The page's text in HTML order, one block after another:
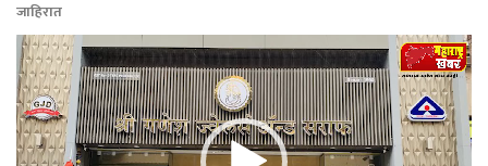
जाहिरात
Video
Player